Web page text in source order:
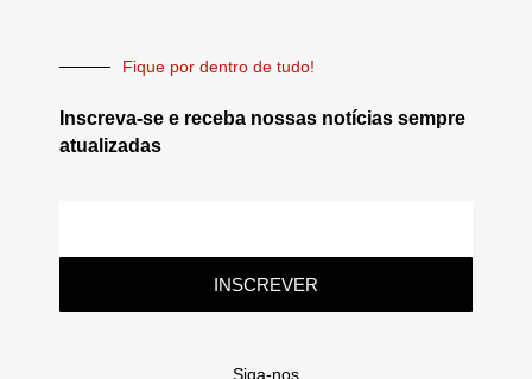
Fique por dentro de tudo!
Inscreva-se e receba nossas notícias sempre
atualizadas
INSCREVER
Siga-nos